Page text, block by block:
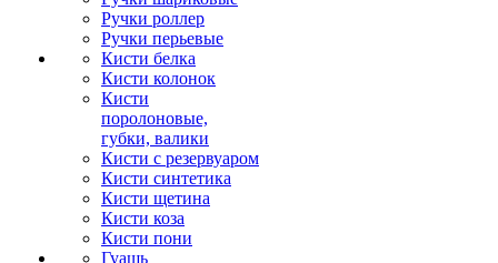
Ручки роллер
Ручки перьевые
Кисти белка
Кисти колонок
Кисти
поролоновые,
губки, валики
Кисти с резервуаром
Кисти синтетика
Кисти щетина
Кисти коза
Кисти пони
Гуашь